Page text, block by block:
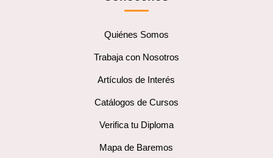
Quiénes Somos
Trabaja con Nosotros
Artículos de Interés
Catálogos de Cursos
Verifica tu Diploma
Mapa de Baremos